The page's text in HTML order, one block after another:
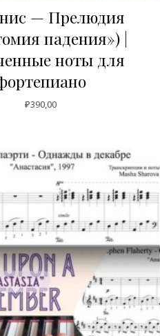
— Прелюдия
падения») |
ноты для
₽390,00